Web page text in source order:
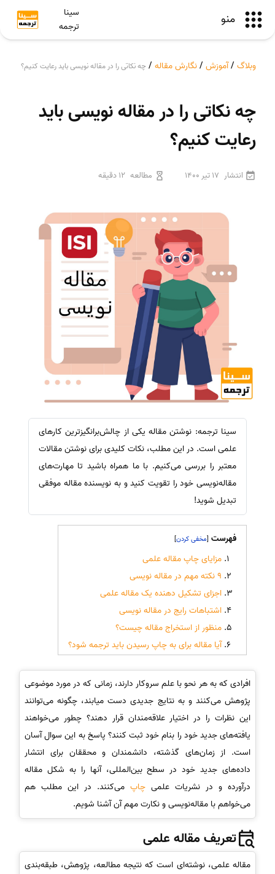
منو
سینا
ترجمه
وبلاگ /آموزش /نگارش مقاله / چه نکاتی را در مقاله نویسی باید رعایت کنیم؟
چه نکاتی را در مقاله نویسی باید
رعایت کنیم؟
انتشار 17 تیر 1400 مطالعه 12 دقیقه
سینا ترجمه: نوشتن مقاله یکی از چالش‌برانگیزترین کارهای
علمی است. در این مطلب، نکات کلیدی برای نوشتن مقالات
معتبر را بررسی می‌کنیم. با ما همراه باشید تا مهارت‌های
مقاله‌نویسی خود را تقویت کنید و به نویسنده مقاله موفقی
تبدیل شوید!
فهرست [
]
مزایای چاپ مقاله علمی
9 نکته مهم در مقاله نویسی
اجزای تشکیل دهنده یک مقاله علمی
اشتباهات رایج در مقاله نویسی
منظور از استخراج مقاله چیست؟
آیا مقاله برای به چاپ رسیدن باید ترجمه شود؟
افرادی که به هر نحو با علم سروکار دارند، زمانی که در مورد موضوعی
پژوهش می‌کنند و به نتایج جدیدی دست میابند، چگونه می‌توانند
این نظرات را در اختیار علاقه‌مندان قرار دهند؟ چطور می‌خواهند
یافته‌های جدید خود را بنام خود ثبت کنند؟ پاسخ به این سوال آسان
است. از زمان‌های گذشته، دانشمندان و محققان برای انتشار
داده‌های جدید خود در سطح بین‌المللی، آنها را به شکل مقاله
درآورده و در نشریات علمی چاپ می‌کنند. در این مطلب هم
می‌خواهم با مقاله‌نویسی و نکارت مهم آن آشنا شویم.
تعریف مقاله علمی
مقاله علمی، نوشته‌ای است که نتیجه مطالعه، پژوهش، طبقه‌بندی